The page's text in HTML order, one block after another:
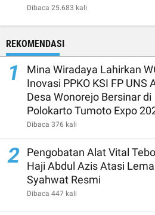
Dibaca 25.683 kali
REKOMENDASI
1
Mina Wiradaya Lahirkan
Inovasi PPKO KSI FP UNS
Desa Wonorejo Bersinar di
Polokarto Tumoto Expo
Dibaca 376 kali
2
Pengobatan Alat Vital
Haji Abdul Azis Atasi
Syahwat Resmi
Dibaca 447 kali